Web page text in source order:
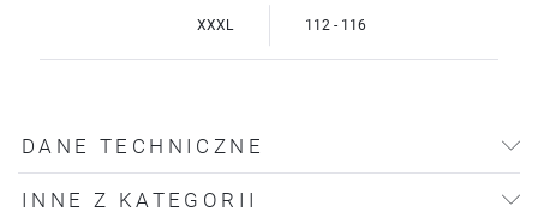
XXXL 112 - 116
DANE TECHNICZNE
INNE Z KATEGORII